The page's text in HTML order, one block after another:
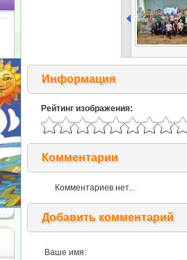
Информация
Рейтинг изображения:
Комментарии
Комментариев нет...
Добавить комментарий
Ваше имя: